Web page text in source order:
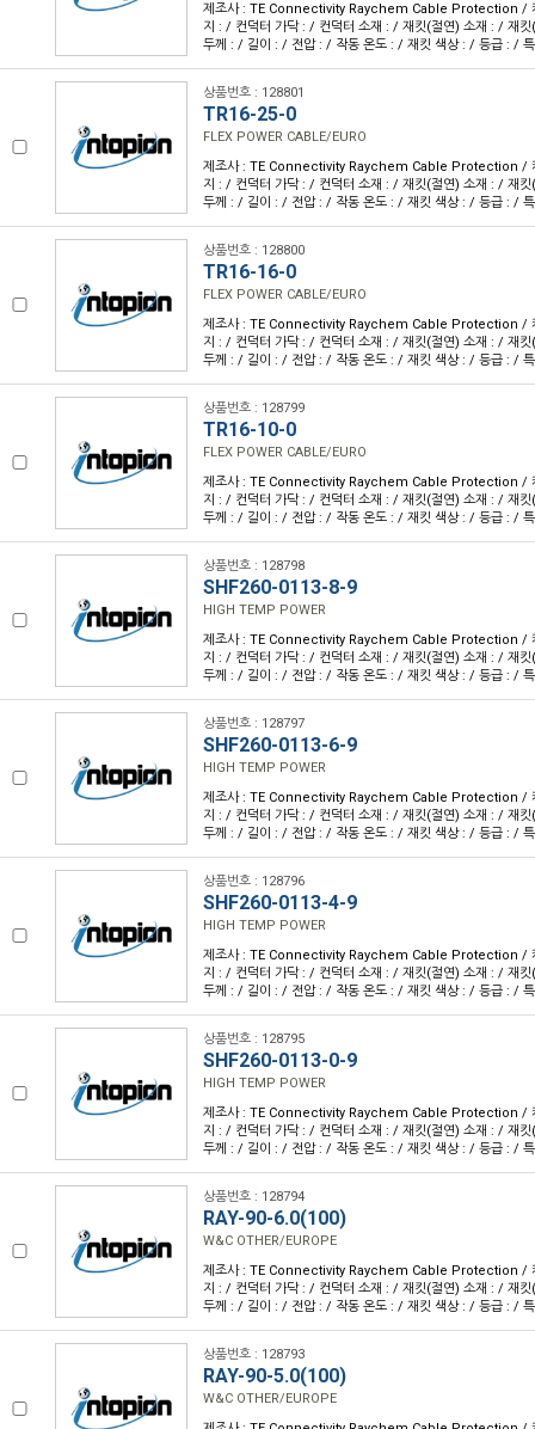
제조사 : TE Connectivity Raychem Cable Protection /
지 : / 컨덕터 가닥 : / 컨덕터 소재 : / 재킷(절연) 소재 : / 재
두께 : / 길이 : / 전압 : / 작동 온도 : / 재킷 색상 : / 등급 : /
상품번호 : 128801
TR16-25-0
FLEX POWER CABLE/EURO
제조사 : TE Connectivity Raychem Cable Protection /
지 : / 컨덕터 가닥 : / 컨덕터 소재 : / 재킷(절연) 소재 : / 재
두께 : / 길이 : / 전압 : / 작동 온도 : / 재킷 색상 : / 등급 : /
상품번호 : 128800
TR16-16-0
FLEX POWER CABLE/EURO
제조사 : TE Connectivity Raychem Cable Protection /
지 : / 컨덕터 가닥 : / 컨덕터 소재 : / 재킷(절연) 소재 : / 재
두께 : / 길이 : / 전압 : / 작동 온도 : / 재킷 색상 : / 등급 : /
상품번호 : 128799
TR16-10-0
FLEX POWER CABLE/EURO
제조사 : TE Connectivity Raychem Cable Protection /
지 : / 컨덕터 가닥 : / 컨덕터 소재 : / 재킷(절연) 소재 : / 재
두께 : / 길이 : / 전압 : / 작동 온도 : / 재킷 색상 : / 등급 : /
상품번호 : 128798
SHF260-0113-8-9
HIGH TEMP POWER
제조사 : TE Connectivity Raychem Cable Protection /
지 : / 컨덕터 가닥 : / 컨덕터 소재 : / 재킷(절연) 소재 : / 재
두께 : / 길이 : / 전압 : / 작동 온도 : / 재킷 색상 : / 등급 : /
상품번호 : 128797
SHF260-0113-6-9
HIGH TEMP POWER
제조사 : TE Connectivity Raychem Cable Protection /
지 : / 컨덕터 가닥 : / 컨덕터 소재 : / 재킷(절연) 소재 : / 재
두께 : / 길이 : / 전압 : / 작동 온도 : / 재킷 색상 : / 등급 : /
상품번호 : 128796
SHF260-0113-4-9
HIGH TEMP POWER
제조사 : TE Connectivity Raychem Cable Protection /
지 : / 컨덕터 가닥 : / 컨덕터 소재 : / 재킷(절연) 소재 : / 재
두께 : / 길이 : / 전압 : / 작동 온도 : / 재킷 색상 : / 등급 : /
상품번호 : 128795
SHF260-0113-0-9
HIGH TEMP POWER
제조사 : TE Connectivity Raychem Cable Protection /
지 : / 컨덕터 가닥 : / 컨덕터 소재 : / 재킷(절연) 소재 : / 재
두께 : / 길이 : / 전압 : / 작동 온도 : / 재킷 색상 : / 등급 : /
상품번호 : 128794
RAY-90-6.0(100)
W&C OTHER/EUROPE
제조사 : TE Connectivity Raychem Cable Protection /
지 : / 컨덕터 가닥 : / 컨덕터 소재 : / 재킷(절연) 소재 : / 재
두께 : / 길이 : / 전압 : / 작동 온도 : / 재킷 색상 : / 등급 : /
상품번호 : 128793
RAY-90-5.0(100)
W&C OTHER/EUROPE